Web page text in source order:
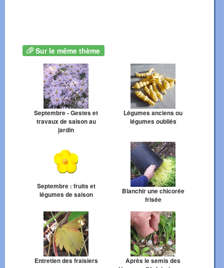
Sur le même thème
Septembre - Gestes et
travaux de saison au
jardin
Légumes anciens ou
légumes oubliés
Septembre : fruits et
légumes de saison
Blanchir une chicorée
frisée
Entretien des fraisiers
Après le semis des